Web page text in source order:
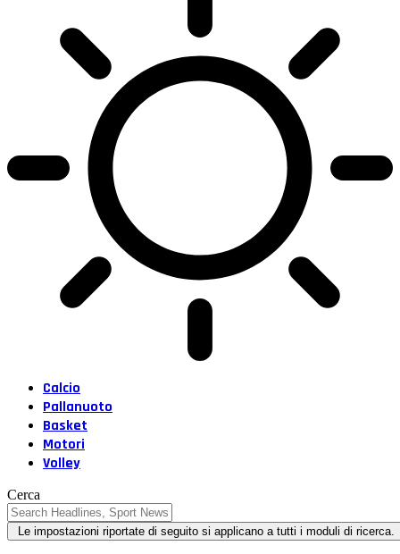
Calcio
Pallanuoto
Basket
Motori
Volley
Cerca